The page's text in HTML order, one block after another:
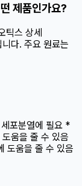
제품인가요?
틱스 상세
다. 주요 원료는
포분열에 필요 *
움을 줄 수 있음
도움을 줄 수 있음